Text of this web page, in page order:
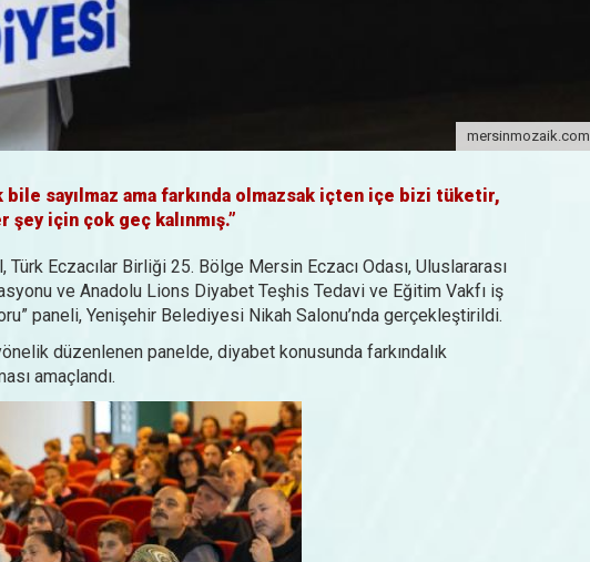
mersinmozaik.com
bile sayılmaz ama farkında olmazsak içten içe bizi tüketir,
için çok geç kalınmış.”
Eczacılar Birliği 25. Bölge Mersin Eczacı Odası, Uluslararası
ve Anadolu Lions Diyabet Teşhis Tedavi ve Eğitim Vakfı iş
paneli, Yenişehir Belediyesi Nikah Salonu’nda gerçekleştirildi.
düzenlenen panelde, diyabet konusunda farkındalık
amaçlandı.